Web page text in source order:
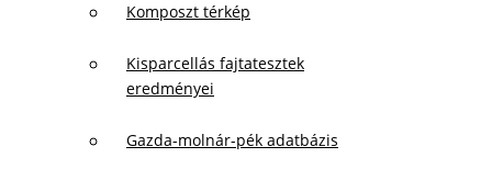
Komposzt térkép
Kisparcellás fajtatesztek
eredményei
Gazda-molnár-pék adatbázis